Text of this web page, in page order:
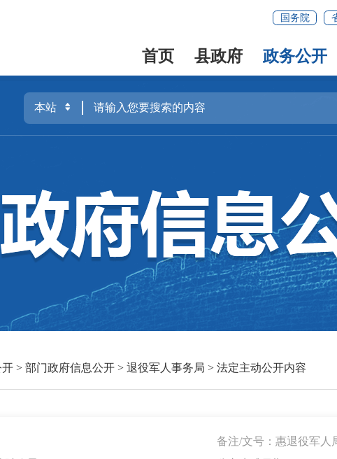
国务院
首页 县政府 政务公开
开> 部门政府信息公开> 退役军人事务局 > 法定主动公开内容
备注/文号：惠退役军人